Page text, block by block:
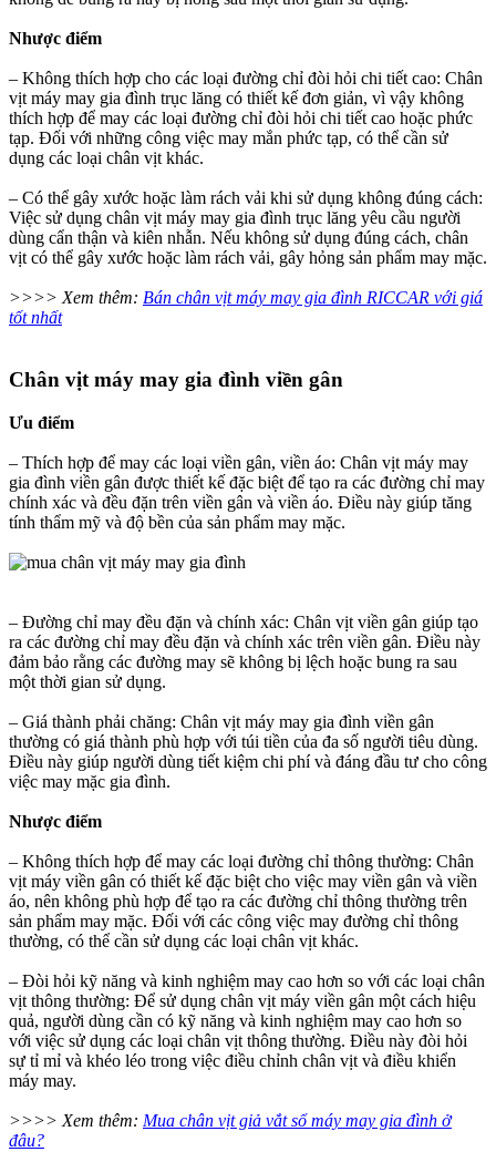
Nhược điểm
– Không thích hợp cho các loại đường chỉ đòi hỏi chi tiết cao: Chân
vịt máy may gia đình trục lăng có thiết kế đơn giản, vì vậy không
thích hợp để may các loại đường chỉ đòi hỏi chi tiết cao hoặc phức
tạp. Đối với những công việc may mắn phức tạp, có thể cần sử
dụng các loại chân vịt khác.
– Có thể gây xước hoặc làm rách vải khi sử dụng không đúng cách:
Việc sử dụng chân vịt máy may gia đình trục lăng yêu cầu người
dùng cẩn thận và kiên nhẫn. Nếu không sử dụng đúng cách, chân
vịt có thể gây xước hoặc làm rách vải, gây hỏng sản phẩm may mặc.
>>>> Xem thêm: Bán chân vịt máy may gia đình RICCAR với giá
tốt nhất
Chân vịt máy may gia đình viền gân​
Ưu điểm
– Thích hợp để may các loại viền gân, viền áo: Chân vịt máy may
gia đình viền gân được thiết kế đặc biệt để tạo ra các đường chỉ may
chính xác và đều đặn trên viền gân và viền áo. Điều này giúp tăng
tính thẩm mỹ và độ bền của sản phẩm may mặc.
– Đường chỉ may đều đặn và chính xác: Chân vịt viền gân giúp tạo
ra các đường chỉ may đều đặn và chính xác trên viền gân. Điều này
đảm bảo rằng các đường may sẽ không bị lệch hoặc bung ra sau
một thời gian sử dụng.
– Giá thành phải chăng: Chân vịt máy may gia đình viền gân
thường có giá thành phù hợp với túi tiền của đa số người tiêu dùng.
Điều này giúp người dùng tiết kiệm chi phí và đáng đầu tư cho công
việc may mặc gia đình.
Nhược điểm
– Không thích hợp để may các loại đường chỉ thông thường: Chân
vịt máy viền gân có thiết kế đặc biệt cho việc may viền gân và viền
áo, nên không phù hợp để tạo ra các đường chỉ thông thường trên
sản phẩm may mặc. Đối với các công việc may đường chỉ thông
thường, có thể cần sử dụng các loại chân vịt khác.
– Đòi hỏi kỹ năng và kinh nghiệm may cao hơn so với các loại chân
vịt thông thường: Để sử dụng chân vịt máy viền gân một cách hiệu
quả, người dùng cần có kỹ năng và kinh nghiệm may cao hơn so
với việc sử dụng các loại chân vịt thông thường. Điều này đòi hỏi
sự tỉ mỉ và khéo léo trong việc điều chỉnh chân vịt và điều khiển
máy may.
>>>> Xem thêm: Mua chân vịt giả vắt sổ máy may gia đình ở
đâu?